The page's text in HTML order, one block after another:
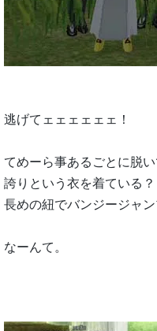
逃げてェェェェェェ！
てめーら事あるごとに脱い
誇りという衣を着ている？
長めの紐でバンジージャン
なーんて。